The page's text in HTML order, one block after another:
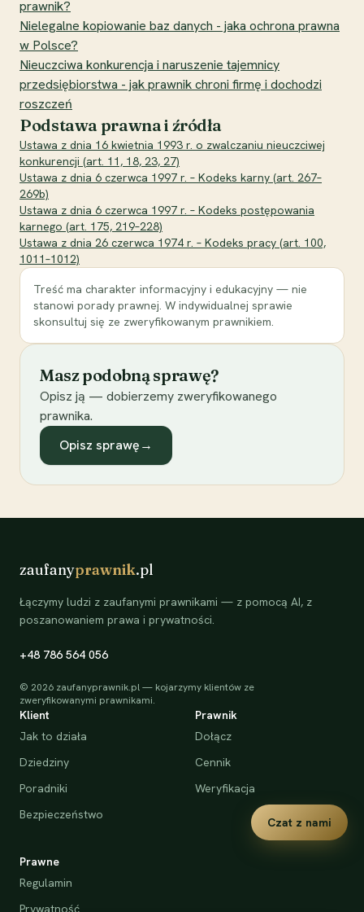
prawnik?
Nielegalne kopiowanie baz danych - jaka ochrona prawna
w Polsce?
Nieuczciwa konkurencja i naruszenie tajemnicy
przedsiębiorstwa - jak prawnik chroni firmę i dochodzi
roszczeń
Podstawa prawna i źródła
Ustawa z dnia 16 kwietnia 1993 r. o zwalczaniu nieuczciwej
konkurencji (art. 11, 18, 23, 27)
Ustawa z dnia 6 czerwca 1997 r. – Kodeks karny (art. 267–
269b)
Ustawa z dnia 6 czerwca 1997 r. – Kodeks postępowania
karnego (art. 175, 219–228)
Ustawa z dnia 26 czerwca 1974 r. – Kodeks pracy (art. 100,
1011–1012)
Treść ma charakter informacyjny i edukacyjny — nie
stanowi porady prawnej. W indywidualnej sprawie
skonsultuj się ze zweryfikowanym prawnikiem.
Masz podobną sprawę?
Opisz ją — dobierzemy zweryfikowanego
prawnika.
Opisz sprawę→
zaufanyprawnik.pl
Łączymy ludzi z zaufanymi prawnikami — z pomocą AI, z
poszanowaniem prawa i prywatności.
+48 786 564 056
© 2026 zaufanyprawnik.pl — kojarzymy klientów ze
zweryfikowanymi prawnikami.
Klient
Jak to działa
Dziedziny
Poradniki
Bezpieczeństwo
Prawnik
Dołącz
Cennik
Weryfikacja
Prawne
Regulamin
Prywatność
Czat z nami